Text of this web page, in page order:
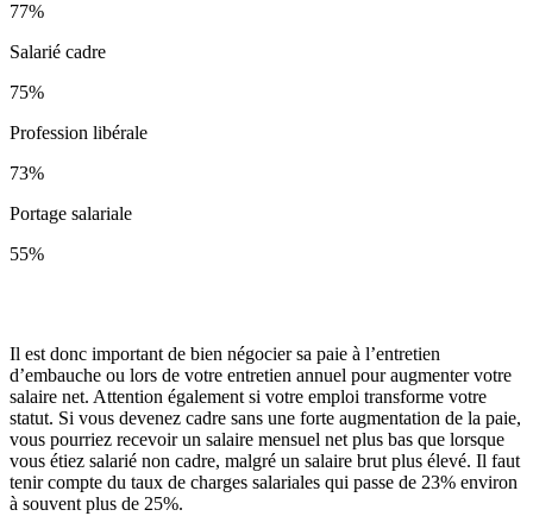
77%
Salarié cadre
75%
Profession libérale
73%
Portage salariale
55%
Il est donc important de bien négocier sa paie à l’entretien
d’embauche ou lors de votre entretien annuel pour augmenter votre
salaire net. Attention également si votre emploi transforme votre
statut. Si vous devenez cadre sans une forte augmentation de la paie,
vous pourriez recevoir un salaire mensuel net plus bas que lorsque
vous étiez salarié non cadre, malgré un salaire brut plus élevé. Il faut
tenir compte du taux de charges salariales qui passe de 23% environ
à souvent plus de 25%.